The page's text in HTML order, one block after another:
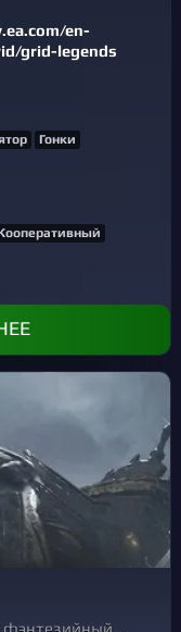
en-
grid-legends
Гонки
Tides of Annihilation — это фэнтезийный приключенческий боевик. Раскройте тайну потустороннего вторжения в разрушенный современный Лондон, выпустив на волю орды врагов. Играя за Гвендолин, сражайтесь бок о бок с призрачными рыцарями, чтобы спасти свою семью